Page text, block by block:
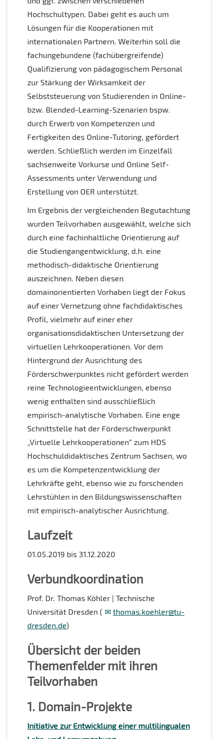
Hochschultypen. Dabei geht es auch um
Lösungen für die Kooperationen mit
internationalen Partnern. Weiterhin soll die
fachungebundene (fachübergreifende)
Qualifizierung von pädagogischem Personal
zur Stärkung der Wirksamkeit der
Selbststeuerung von Studierenden in Online-
bzw. Blended-Learning-Szenarien bspw.
durch Erwerb von Kompetenzen und
Fertigkeiten des Online-Tutoring, gefördert
werden. Schließlich werden im Einzelfall
sachsenweite Vorkurse und Online Self-
Assessments unter Verwendung und
Erstellung von OER unterstützt.
Im Ergebnis der vergleichenden Begutachtung
wurden Teilvorhaben ausgewählt, welche sich
durch eine fachinhaltliche Orientierung auf
die Studiengangentwicklung, d.h. eine
methodisch-didaktische Orientierung
auszeichnen. Neben diesen
domainorientierten Vorhaben liegt der Fokus
auf einer Vernetzung ohne fachdidaktisches
Profil, vielmehr auf einer eher
organisationsdidaktischen Untersetzung der
virtuellen Lehrkooperationen. Vor dem
Hintergrund der Ausrichtung des
Förderschwerpunktes nicht gefördert werden
reine Technologieentwicklungen, ebenso
wenig enthalten sind ausschließlich
empirisch-analytische Vorhaben. Eine enge
Schnittstelle hat der Förderschwerpunkt
„Virtuelle Lehrkooperationen“ zum HDS
Hochschuldidaktisches Zentrum Sachsen, wo
es um die Kompetenzentwicklung der
Lehrkräfte geht, ebenso wie zu forschenden
Lehrstühlen in den Bildungswissenschaften
mit empirisch-analytischer Ausrichtung.
Laufzeit
01.05.2019 bis 31.12.2020
Verbundkoordination
Prof. Dr. Thomas Köhler | Technische
Universität Dresden (
thomas.koehler@tu-
dresden.de)
Übersicht der beiden
Themenfelder mit ihren
Teilvorhaben
1. Domain-Projekte
Initiative zur Entwicklung einer multilingualen